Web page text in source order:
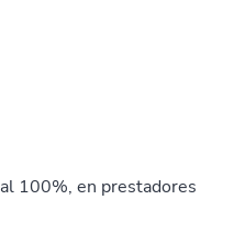
al 100%, en prestadores